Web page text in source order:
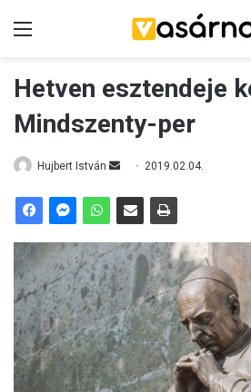
Hetven esztendeje
Mindszenty-per
Hujbert István
n
a
n
m
a
i
l
2019.02.04.